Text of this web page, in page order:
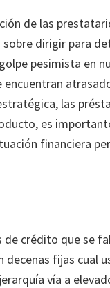
de las
dirigir para
pesimista en
las
es
financiera
crédito que se
decenas fijas cual
ví­a a